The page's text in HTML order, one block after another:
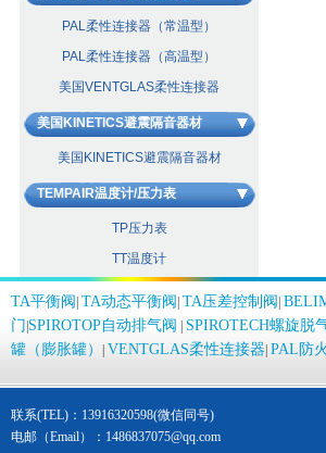
PAL柔性连接器（常温型）
PAL柔性连接器（高温型）
美国VENTGLAS柔性连接器
美国KINETICS避震隔音器材
美国KINETICS避震隔音器材
TEMPAIR温度计/压力表
TP压力表
TT温度计
TA平衡阀 TA动态平衡阀 TA压差控制阀
门 SPIROTOP自动排气阀 SPIROTECH螺旋脱
罐（膨胀罐）
VENTGLAS柔性连接器 PAL防
联系(TEL)：13916320598(微信同号)
电邮（Email）： 1486837075@qq.com